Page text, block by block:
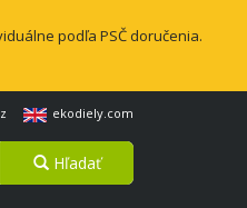
podľa PSČ doručenia.
ekodiely.com
Hľadať